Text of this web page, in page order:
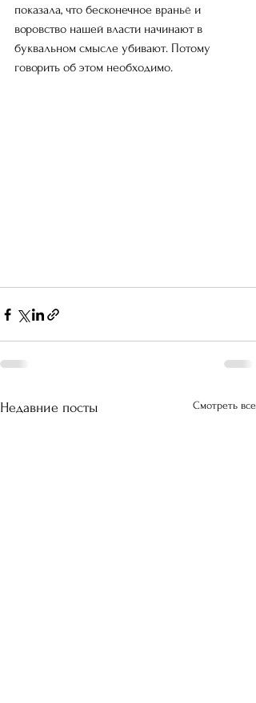
показала, что бесконечное враньё и
воровство нашей власти начинают в
буквальном смысле убивают. Потому
говорить об этом необходимо.
Недавние посты Смотреть все